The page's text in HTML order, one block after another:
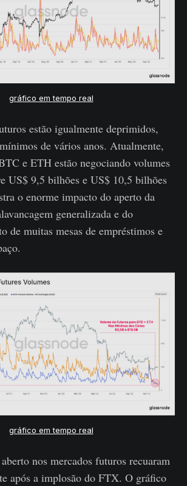
gráfico em tempo real
estão igualmente deprimidos,
de vários anos. Atualmente,
e ETH estão negociando volumes
US$ 9,5 bilhões e US$ 10,5 bilhões
o enorme impacto do aperto da
generalizada e do
de muitas mesas de empréstimos e
gráfico em tempo real
nos mercados futuros recuaram
após a implosão do FTX. O gráfico